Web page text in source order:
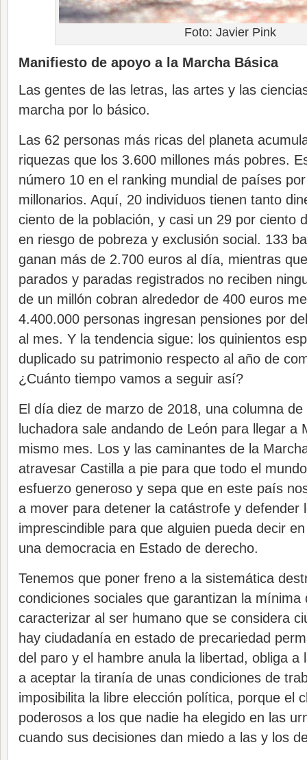
Foto: Javier Pink
Manifiesto de apoyo a la Marcha Básica
Las gentes de las letras, las artes y las
marcha por lo básico.
Las 62 personas más ricas del planeta
riquezas que los 3.600 millones más pobres.
número 10 en el ranking mundial de países
millonarios. Aquí, 20 individuos tienen tanto
ciento de la población, y casi un 29 por ciento
en riesgo de pobreza y exclusión social. 133
ganan más de 2.700 euros al día, mientras
parados y paradas registrados no reciben
de un millón cobran alrededor de 400 euros
4.400.000 personas ingresan pensiones por
al mes. Y la tendencia sigue: los quinientos
duplicado su patrimonio respecto al año de
¿Cuánto tiempo vamos a seguir así?
El día diez de marzo de 2018, una columna
luchadora sale andando de León para llegar a
mismo mes. Los y las caminantes de la
atravesar Castilla a pie para que todo el
esfuerzo generoso y sepa que en este país
a mover para detener la catástrofe y defender
imprescindible para que alguien pueda decir
una democracia en Estado de derecho.
Tenemos que poner freno a la sistemática
condiciones sociales que garantizan la mínima
caracterizar al ser humano que se considera
hay ciudadanía en estado de precariedad
del paro y el hambre anula la libertad, obliga a
a aceptar la tiranía de unas condiciones de
imposibilita la libre elección política, porque el
poderosos a los que nadie ha elegido en las
cuando sus decisiones dan miedo a las y los